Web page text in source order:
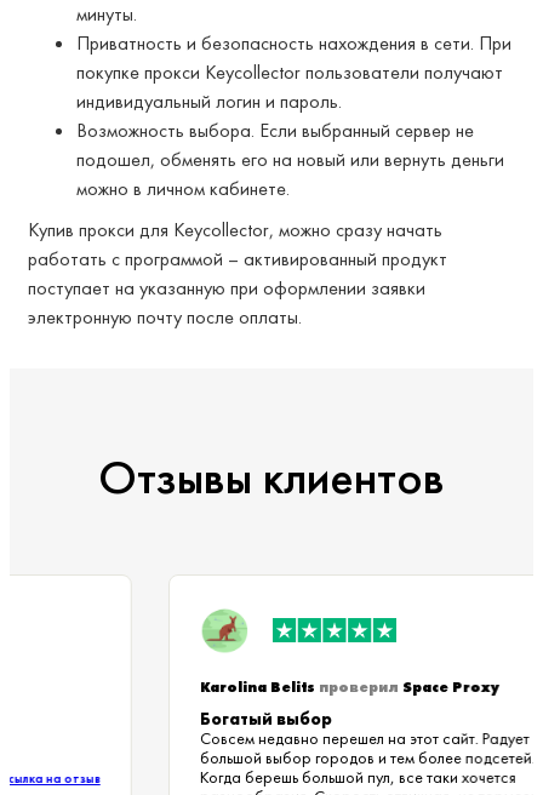
минуты.
Приватность и безопасность нахождения в сети. При
покупке прокси Keycollector пользователи получают
индивидуальный логин и пароль.
Возможность выбора. Если выбранный сервер не
подошел, обменять его на новый или вернуть деньги
можно в личном кабинете.
Купив прокси для Keycollector, можно сразу начать
работать с программой – активированный продукт
поступает на указанную при оформлении заявки
электронную почту после оплаты.
Отзывы клиентов
Ссылка на отзыв
Karolina BelitsпроверилSpace Proxy
Богатый выбор
Совсем недавно перешел на этот сайт.
большой выбор городов и тем более
Когда берешь большой пул, все таки хочется